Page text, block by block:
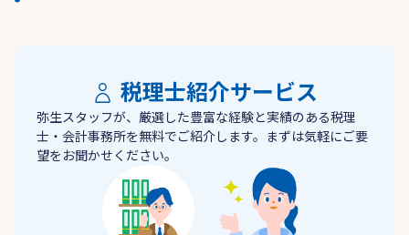
税理士紹介サービス
弥生スタッフが、厳選した豊富な経験と実績のある税理
士・会計事務所を無料でご紹介します。まずは気軽にご要
望をお聞かせください。